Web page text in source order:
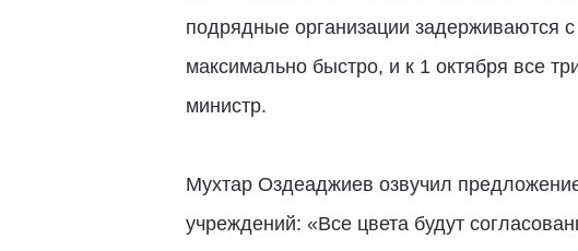
подрядные организации задерживаются
максимально быстро, и к 1 октября все
министр.
Мухтар Оздеаджиев озвучил
учреждений: «Все цвета будут